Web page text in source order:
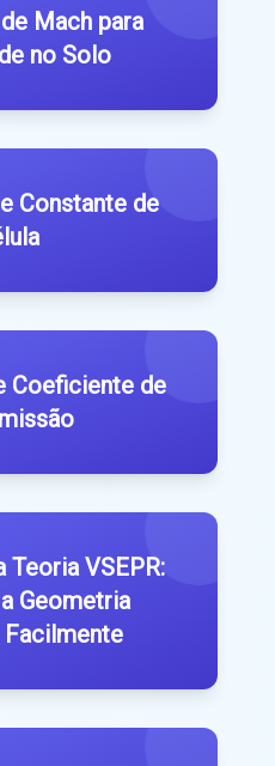
Mach para
no Solo
Constante de
Coeficiente de
Teoria VSEPR:
Geometria